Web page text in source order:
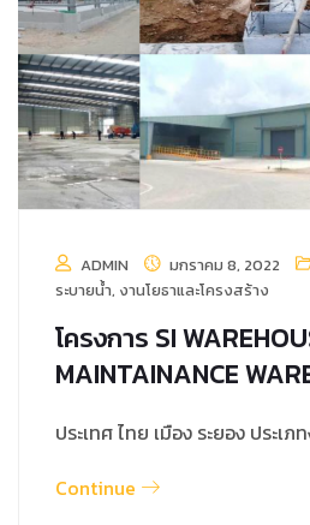
ADMIN มกราคม 8, 2022
ระบายน้ำ, งานโยธาและโครงสร้าง
โครงการ SI
MAINTAINANCE
ประเทศ ไทย เมือง ระยอง ประเภ
Continue